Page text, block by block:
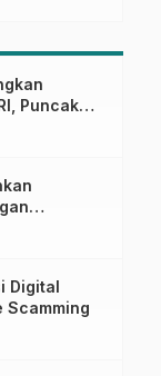
Puncak
Digital
Scamming